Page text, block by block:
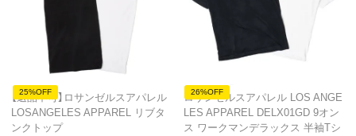
25%OFF
【返品不可】ロサンゼルスアパレル
LOSANGELES APPAREL リブタ
ンクトップ
26%OFF
ロサンゼルスアパレル LOS ANGE
LES APPAREL DELX01GD 9オン
ス ワークマンデラックス 半袖Tシ